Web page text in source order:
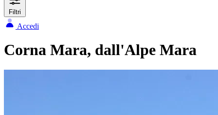
Filtri
Accedi
Corna Mara, dall'Alpe Mara